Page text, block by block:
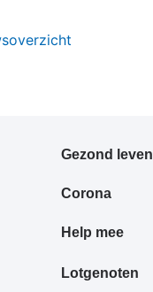
Gezond leven
Corona
Help mee
Lotgenoten